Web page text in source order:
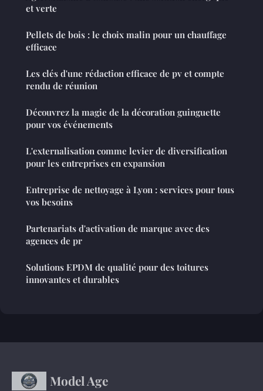
et verte
Pellets de bois : le choix malin pour un chauffage
efficace
Les clés d'une rédaction efficace de pv et compte
rendu de réunion
Découvrez la magie de la décoration guinguette
pour vos événements
L'externalisation comme levier de diversification
pour les entreprises en expansion
Entreprise de nettoyage à Lyon : services pour tous
vos besoins
Partenariats d'activation de marque avec des
agences de pr
Solutions EPDM de qualité pour des toitures
innovantes et durables
Model Age